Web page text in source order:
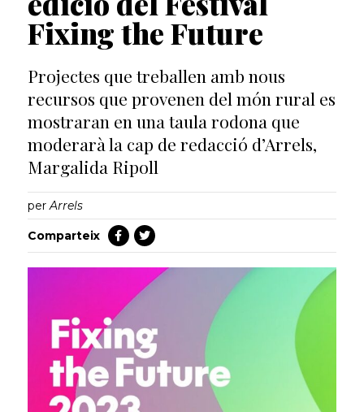
Fixing the Future
Projectes que treballen amb nous
recursos que provenen del món rural es
mostraran en una taula rodona que
moderarà la cap de redacció d’Arrels,
Margalida Ripoll
perArrels
Comparteix